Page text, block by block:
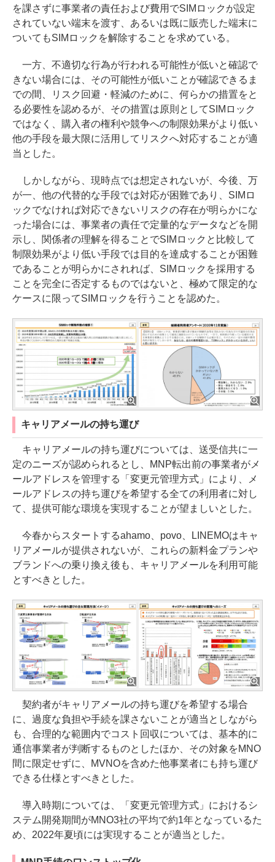
を課さずに事業者の責任および費用でSIMロックが設定
されていない端末を渡す、あるいは既に販売した端末に
ついてもSIMロックを解除することを求めている。
一方、不適切な行為が行われる可能性が低いと確認で
きない場合には、その可能性が低いことが確認できるま
での間、リスク回避・軽減のために、何らかの措置をと
る必要性を認めるが、その措置は原則としてSIMロック
ではなく、購入者の権利や競争への制限効果がより低い
他の手段を最大限に活用してリスクへ対応することが適
当とした。
しかしながら、現時点では想定されないが、今後、万
が一、他の代替的な手段では対応が困難であり、SIMロ
ックでなければ対応できないリスクの存在が明らかにな
った場合には、事業者の責任で定量的なデータなどを開
示し、関係者の理解を得ることでSIMロックと比較して
制限効果がより低い手段では目的を達成することが困難
であることが明らかにされれば、SIMロックを採用する
ことを完全に否定するものではないと、極めて限定的な
ケースに限ってSIMロックを行うことを認めた。
キャリアメールの持ち運び
キャリアメールの持ち運びについては、送受信共に一
定のニーズが認められるとし、MNP転出前の事業者がメ
ールアドレスを管理する「変更元管理方式」により、メ
ールアドレスの持ち運びを希望する全ての利用者に対し
て、提供可能な環境を実現することが望ましいとした。
今春からスタートするahamo、povo、LINEMOはキャ
リアメールが提供されないが、これらの新料金プランや
ブランドへの乗り換え後も、キャリアメールを利用可能
とすべきとした。
契約者がキャリアメールの持ち運びを希望する場合
に、過度な負担や手続を課さないことが適当としながら
も、合理的な範囲内でコスト回収については、基本的に
通信事業者が判断するものとしたほか、その対象をMNO
間に限定せずに、MVNOを含めた他事業者にも持ち運び
できる仕様とすべきとした。
導入時期については、「変更元管理方式」におけるシ
ステム開発期間がMNO3社の平均で約1年となっているた
め、2022年夏頃には実現することが適当とした。